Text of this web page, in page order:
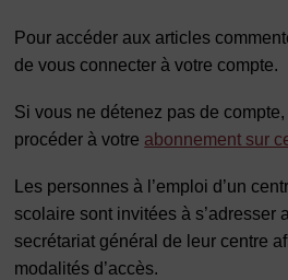
Pour accéder aux articles
de vous connecter à votre compte.
Si vous ne détenez pas de
procéder à votre abonnement sur
Les personnes à l’emploi d’un
scolaire sont invitées à s’adresser
secrétariat général de leur centre
modalités d’accès.